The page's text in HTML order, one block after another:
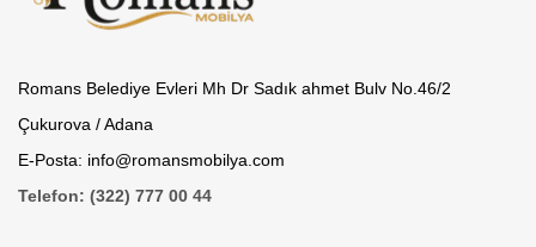
Romans Belediye Evleri Mh Dr Sadık ahmet Bulv No.46/2
Çukurova / Adana
E-Posta: info@romansmobilya.com
Telefon: (322) 777 00 44